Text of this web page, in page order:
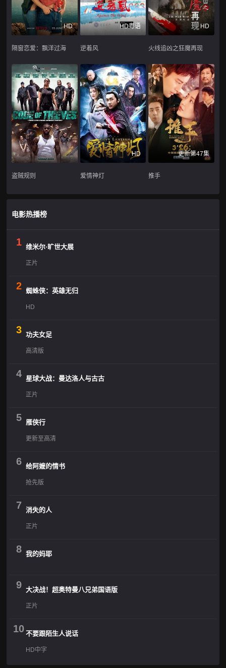
HD
隔窗恋爱：飘洋过海
HD粤语
逆着风
HD
火线追凶之狂魔再现
盗贼规则
HD
爱情神灯
更新第47集
推手
电影热播榜
1 维米尔·旷世大展
正片
2 蜘蛛侠：英雄无归
HD
3 功夫女足
高清版
4 星球大战：曼达洛人与古古
正片
5 雁侠行
更新至高清
6 给阿嬷的情书
抢先版
7 消失的人
正片
8 我的妈耶
9 大决战！超奥特曼八兄弟国语版
正片
10 不要跟陌生人说话
HD中字